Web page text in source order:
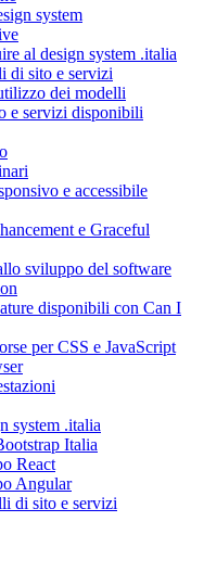
system
al design system .italia
di sito e servizi
dei modelli
e servizi disponibili
e accessibile
e Graceful
sviluppo del software
disponibili con Can I
per CSS e JavaScript
system .italia
Italia
React
Angular
di sito e servizi